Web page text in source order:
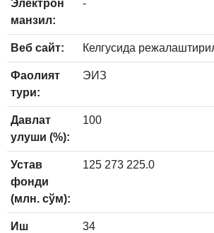
Электрон
манзил:
-
Веб сайт: Келгусида
Фаолият
тури:
ЭИЗ
Давлат
улуши (%):
100
Устав
фонди
(млн. сўм):
125 273 225.0
Иш
34